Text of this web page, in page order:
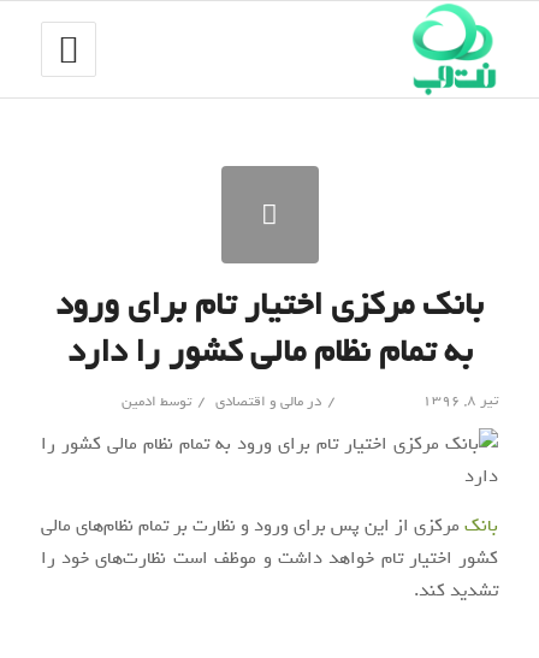
بانک مرکزی اختیار تام برای ورود
به تمام نظام مالی کشور را دارد
تیر ۸, ۱۳۹۶ / درمالی و اقتصادی / توسط ادمین
بانکمرکزی از این پس برای ورود و نظارت بر تمام نظام‌های مالی
کشور اختیار تام خواهد داشت و موظف است نظارت‌های خود را
تشدید کند.